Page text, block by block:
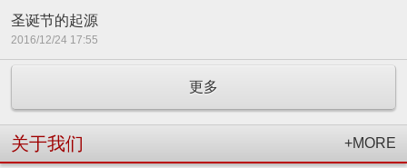
圣诞节的起源
2016/12/24 17:55
更多
关于我们 +MORE